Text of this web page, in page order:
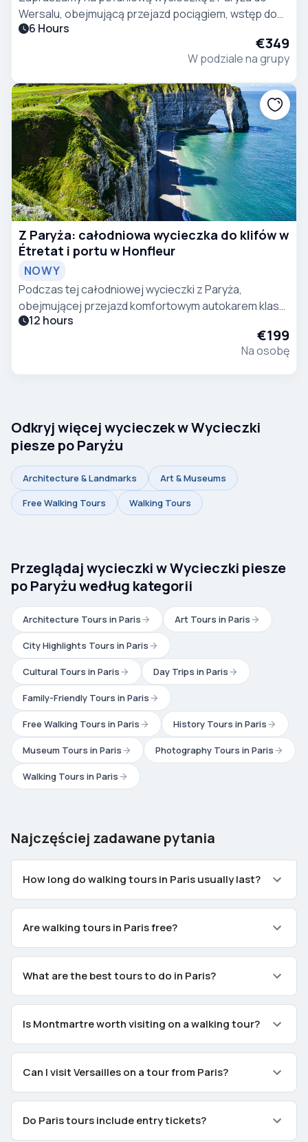
Wersalu, obejmującą przejazd pociągiem, wstęp do
pałacu, zwiedzanie Sali Lustrzanej, apartamentów
6 Hours
€349
W podziale na grupy
Z Paryża: całodniowa wycieczka do klifów w
Étretat i portu w Honfleur
NOWY
Podczas tej całodniowej wycieczki z Paryża,
obejmującej przejazd komfortowym autokarem klasy
VIP, będą Państwo mieli okazję podziwiać
zachwycające klify w Étretat oraz uroczy port w
12 hours
€199
Na osobę
Odkryj więcej wycieczek w Wycieczki
piesze po Paryżu
Architecture & Landmarks
Art & Museums
Free Walking Tours
Walking Tours
Przeglądaj wycieczki w Wycieczki piesze
po Paryżu według kategorii
Architecture Tours in Paris Art Tours in Paris
City Highlights Tours in Paris
Cultural Tours in Paris Day Trips in Paris
Family-Friendly Tours in Paris
Free Walking Tours in Paris History Tours in Paris
Museum Tours in Paris Photography Tours in Paris
Walking Tours in Paris
Najczęściej zadawane pytania
How long do walking tours in Paris usually last?
Are walking tours in Paris free?
What are the best tours to do in Paris?
Is Montmartre worth visiting on a walking tour?
Can I visit Versailles on a tour from Paris?
Do Paris tours include entry tickets?